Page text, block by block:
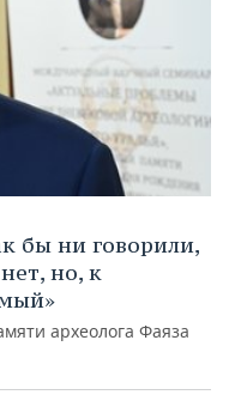
бы ни говорили,
но, к
археолога Фаяза